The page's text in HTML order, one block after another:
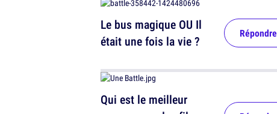
Le bus magique OU Il
était une fois la vie ?
Répondre
Qui est le meilleur